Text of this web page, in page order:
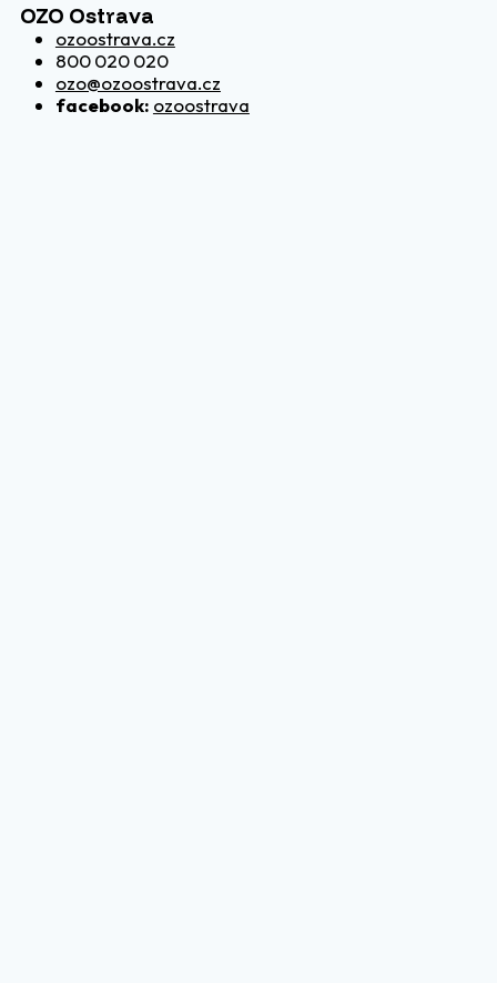
OZO Ostrava
ozoostrava.cz
800 020 020
ozo@ozoostrava.cz
facebook: ozoostrava